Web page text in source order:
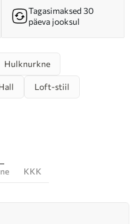
Tagasimaksed 30
päeva jooksul
Hulknurkne
Loft-stiil
KKK